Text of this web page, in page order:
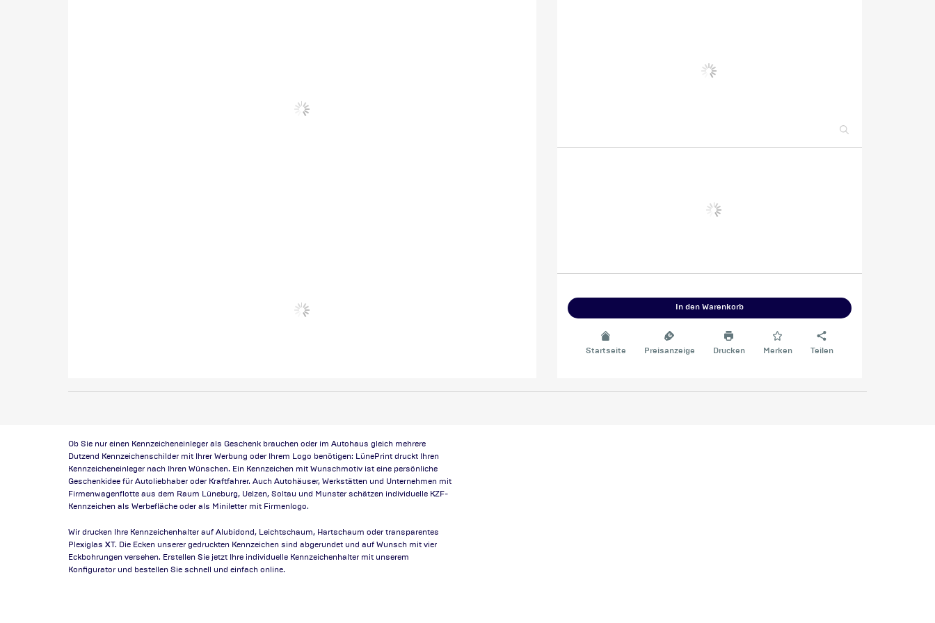
In den Warenkorb
Startseite Preisanzeige Drucken Merken Teilen
Ob Sie nur einen Kennzeicheneinleger als Geschenk brauchen oder im Autohaus gleich mehrere
Dutzend Kennzeichenschilder mit Ihrer Werbung oder Ihrem Logo benötigen: LünePrint druckt Ihren
Kennzeicheneinleger nach Ihren Wünschen. Ein Kennzeichen mit Wunschmotiv ist eine persönliche
Geschenkidee für Autoliebhaber oder Kraftfahrer. Auch Autohäuser, Werkstätten und Unternehmen mit
Firmenwagenflotte aus dem Raum Lüneburg, Uelzen, Soltau und Munster schätzen individuelle KZF-
Kennzeichen als Werbefläche oder als Miniletter mit Firmenlogo.
Wir drucken Ihre Kennzeichenhalter auf Alubidond, Leichtschaum, Hartschaum oder transparentes
Plexiglas XT. Die Ecken unserer gedruckten Kennzeichen sind abgerundet und auf Wunsch mit vier
Eckbohrungen versehen. Erstellen Sie jetzt Ihre individuelle Kennzeichenhalter mit unserem
Konfigurator und bestellen Sie schnell und einfach online.